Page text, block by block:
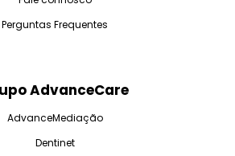
Perguntas Frequentes
AdvanceCare
AdvanceMediação
Dentinet